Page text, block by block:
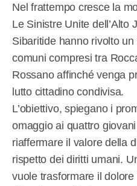
Nel frattempo cresce la
Le Sinistre Unite dell’Alto
Sibaritide hanno rivolto
comuni compresi tra
Rossano affinché venga
lutto cittadino condivisa.
L’obiettivo, spiegano i
omaggio ai quattro
riaffermare il valore della
rispetto dei diritti umani.
vuole trasformare il